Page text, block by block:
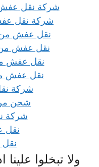
شركة نقل عفش
شركة نقل
نقل عفش من
نقل عفش من
نقل عفش
نقل عفش
شركة
شحن من
شركة
نقل
نقل
ولا تبخلوا